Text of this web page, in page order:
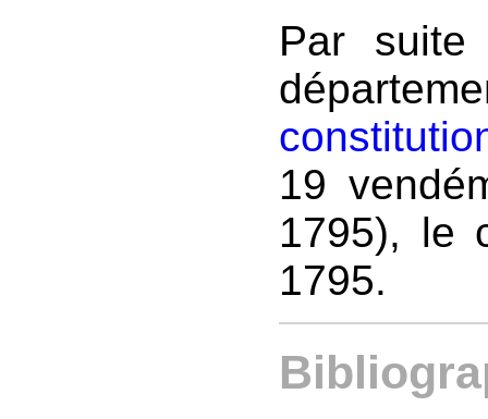
Par suite
19
1795), le
1795.